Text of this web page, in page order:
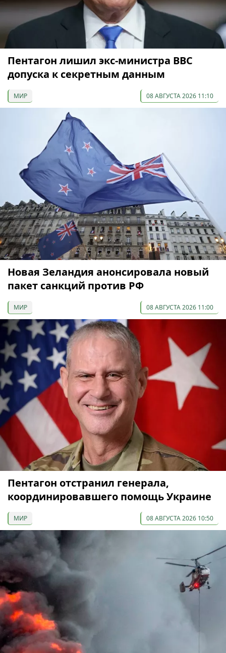
Пентагон лишил экс-министра ВВС
допуска к секретным данным
МИР 08 АВГУСТА 2026 11:10
Новая Зеландия анонсировала новый
пакет санкций против РФ
МИР 08 АВГУСТА 2026 11:00
Пентагон отстранил генерала,
координировавшего помощь Украине
МИР 08 АВГУСТА 2026 10:50